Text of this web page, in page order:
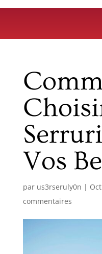
Vos
par us3rseruly0n |
commentaires